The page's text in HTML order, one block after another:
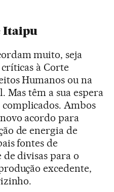
Itaipu
muito, seja
críticas à Corte
Humanos ou na
Mas têm a sua espera
Ambos
acordo para
de energia de
fontes de
divisas para o
excedente,